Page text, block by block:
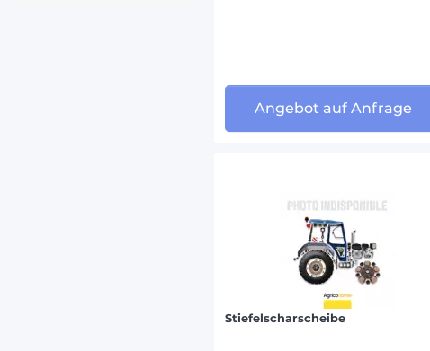
Angebot auf Anfrage
Stiefelscharscheibe